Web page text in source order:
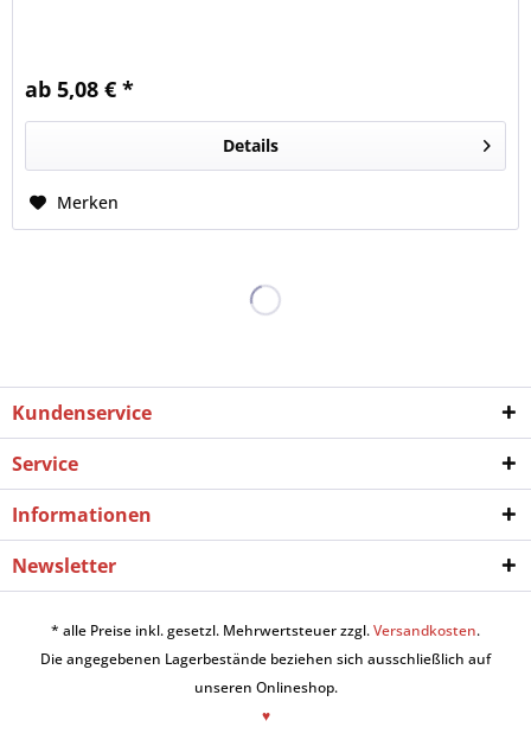
ab 5,08 € *
Details
Merken
Kundenservice
Service
Informationen
Newsletter
* alle Preise inkl. gesetzl. Mehrwertsteuer zzgl.Versandkosten.
Die angegebenen Lagerbestände beziehen sich ausschließlich auf
unseren Onlineshop.
♥